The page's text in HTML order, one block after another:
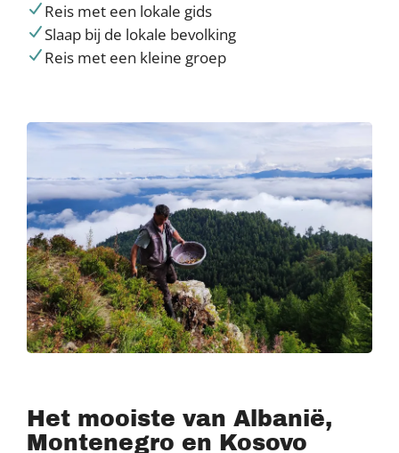
Reis met een lokale gids
Slaap bij de lokale bevolking
Reis met een kleine groep
Het mooiste van Albanië,
Montenegro en Kosovo